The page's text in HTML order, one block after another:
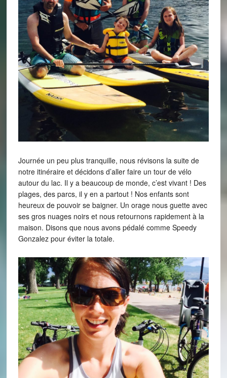
Journée un peu plus tranquille, nous révisons la suite de
notre itinéraire et décidons d’aller faire un tour de vélo
autour du lac. Il y a beaucoup de monde, c’est vivant ! Des
plages, des parcs, il y en a partout ! Nos enfants sont
heureux de pouvoir se baigner. Un orage nous guette avec
ses gros nuages noirs et nous retournons rapidement à la
maison. Disons que nous avons pédalé comme Speedy
Gonzalez pour éviter la totale.